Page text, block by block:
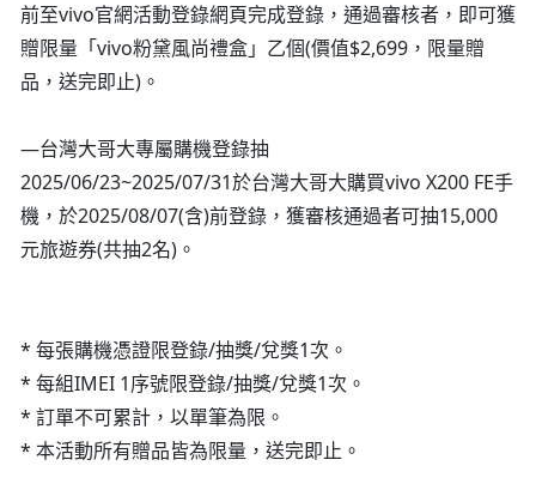
前至vivo官網活動登錄網頁完成登錄，通過審核者，即可獲
贈限量「vivo粉黛風尚禮盒」乙個(價值$2,699，限量贈
品，送完即止)。
—台灣大哥大專屬購機登錄抽
2025/06/23~2025/07/31於台灣大哥大購買vivo X200 FE手
機，於2025/08/07(含)前登錄，獲審核通過者可抽15,000
元旅遊券(共抽2名)。
* 每張購機憑證限登錄/抽獎/兌獎1次。
* 每組IMEI 1序號限登錄/抽獎/兌獎1次。
* 訂單不可累計，以單筆為限。
* 本活動所有贈品皆為限量，送完即止。